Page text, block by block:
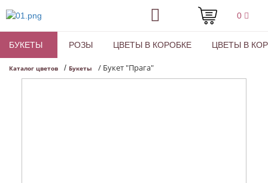
0
БУКЕТЫ РОЗЫ ЦВЕТЫ В КОРОБКЕ ЦВЕТЫ В
Каталог цветов / Букеты / Букет "Прага"